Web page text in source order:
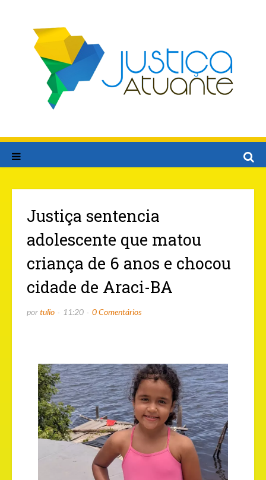
Justiça sentencia
adolescente que matou
criança de 6 anos e chocou
cidade de Araci-BA
portulio 11:20 0 Comentários